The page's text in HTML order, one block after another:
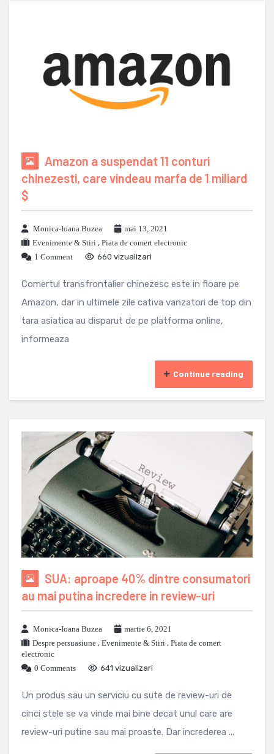
Amazon a suspendat 11 conturi
chinezesti, care vindeau marfa de 1 miliard
$
Monica-Ioana Buzea
mai 13, 2021
Evenimente & Stiri , Piata de comert electronic
1 Comment
660 vizualizari
Comertul transfrontalier chinezesc este in floare pe
Amazon, dar in ultimele zile cativa vanzatori de top din
tara asiatica au disparut de pe platforma online,
informeaza
Continue reading
SUA: aproape 40% dintre consumatori
au mai putina incredere in review-uri
Monica-Ioana Buzea
martie 6, 2021
Despre persuasiune , Evenimente & Stiri , Piata de comert
electronic
0 Comments
641 vizualizari
Un produs sau un serviciu cu sute de review-uri de
cinci stele se va vinde mai bine decat unul care are
review-uri putine sau mai proaste. Dar increderea ...